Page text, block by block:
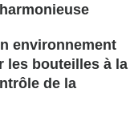
environnement
les bouteilles à la
de la